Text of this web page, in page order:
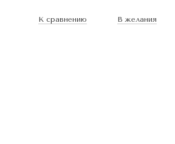
К сравнению В желания